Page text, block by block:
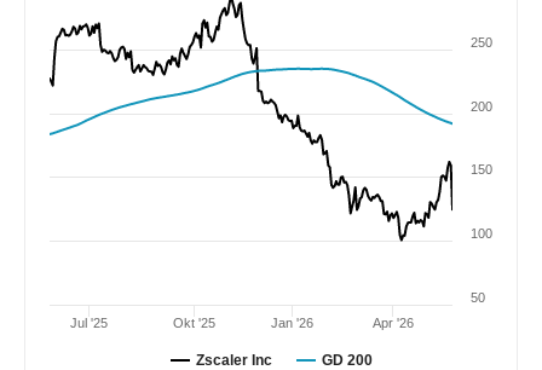
Zscaler Inc GD 200
Jul '25 Jan '26
Okt '25 Apr '26
50
100
150
200
250